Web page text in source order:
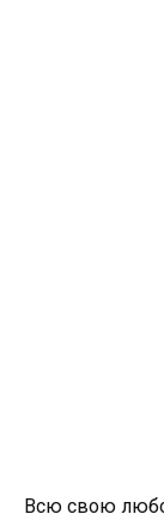
Всю свою